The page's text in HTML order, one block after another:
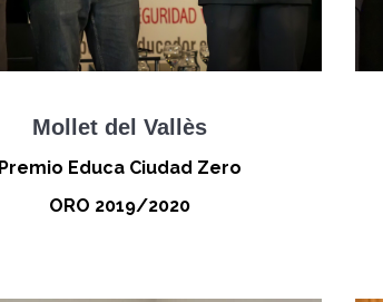
Mollet del Vallès
Premio Educa Ciudad Zero
ORO 2019/2020